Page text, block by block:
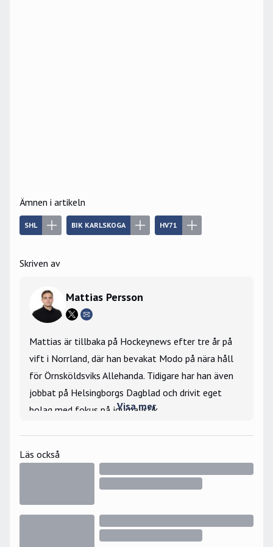
Ämnen i artikeln
SHL BIK KARLSKOGA HV71
Skriven av
Mattias Persson
Mattias är tillbaka på Hockeynews efter tre år på
vift i Norrland, där han bevakat Modo på nära håll
för Örnsköldsviks Allehanda. Tidigare har han även
jobbat på Helsingborgs Dagblad och drivit eget
bolag med fokus på journalistik.
på isen. Bevakade Hockey-VM 2019 på plats i
Bratislava samt JVM 2025 i Ottawa för
Största hockeyminne: Nicklas Lidströms OS-
Visa mer
Läs också